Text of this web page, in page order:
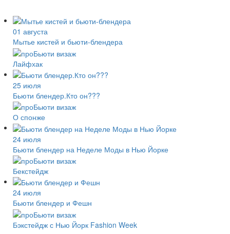
01 августа
Мытье кистей и бьюти-блендера
Лайфхак
25 июля
Бьюти блендер.Кто он???
О спонже
24 июля
Бьюти блендер на Неделе Моды в Нью Йорке
Бекстейдж
24 июля
Бьюти блендер и Фешн
Бэкстейдж с Нью Йорк Fashion Week